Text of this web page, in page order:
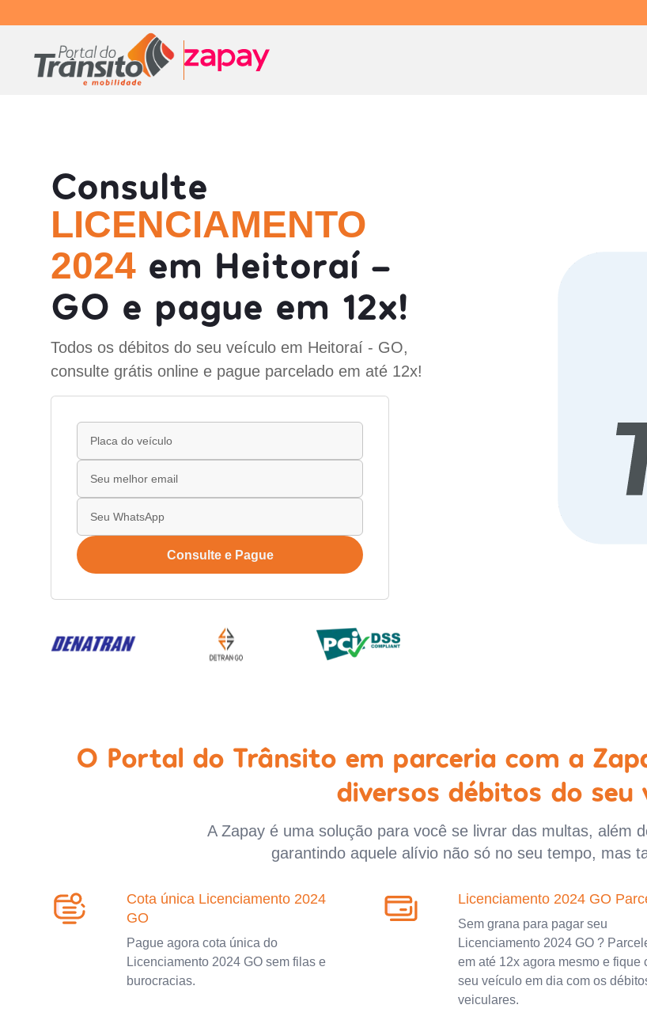
Consulte
LICENCIAMENTO
2024 em Heitoraí -
GO e pague em 12x!
Todos os débitos do seu veículo em Heitoraí - GO,
consulte grátis online e pague parcelado em até 12x!
Consulte e Pague
O Portal do Trânsito em parceria com a
diversos débitos do seu
A Zapay é uma solução para você se livrar das multas, além
garantindo aquele alívio não só no seu tempo, mas
Cota única Licenciamento 2024
GO
Pague agora cota única do
Licenciamento 2024 GO sem filas e
burocracias.
Licenciamento 2024 GO
Sem grana para pagar seu
Licenciamento 2024 GO ?
em até 12x agora mesmo e fique
seu veículo em dia com os
veiculares.